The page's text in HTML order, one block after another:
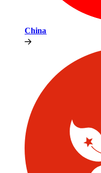
China​​